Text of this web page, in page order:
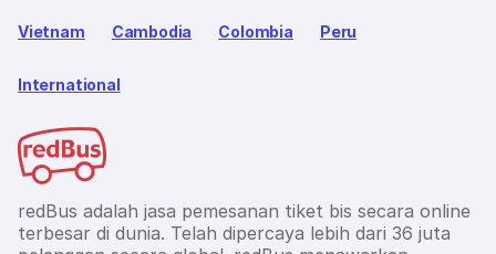
Vietnam Cambodia Colombia Peru
International
redBus adalah jasa pemesanan tiket bis secara online
terbesar di dunia. Telah dipercaya lebih dari 36 juta